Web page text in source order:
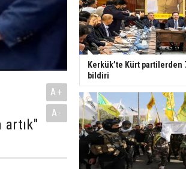
artık"
A+
A-
Kerkük’te Kürt
bildiri